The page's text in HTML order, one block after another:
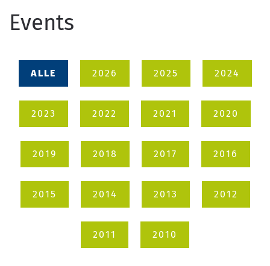
Events
ALLE 2026 2025 2024
2023 2022 2021 2020
2019 2018 2017 2016
2015 2014 2013 2012
2011 2010